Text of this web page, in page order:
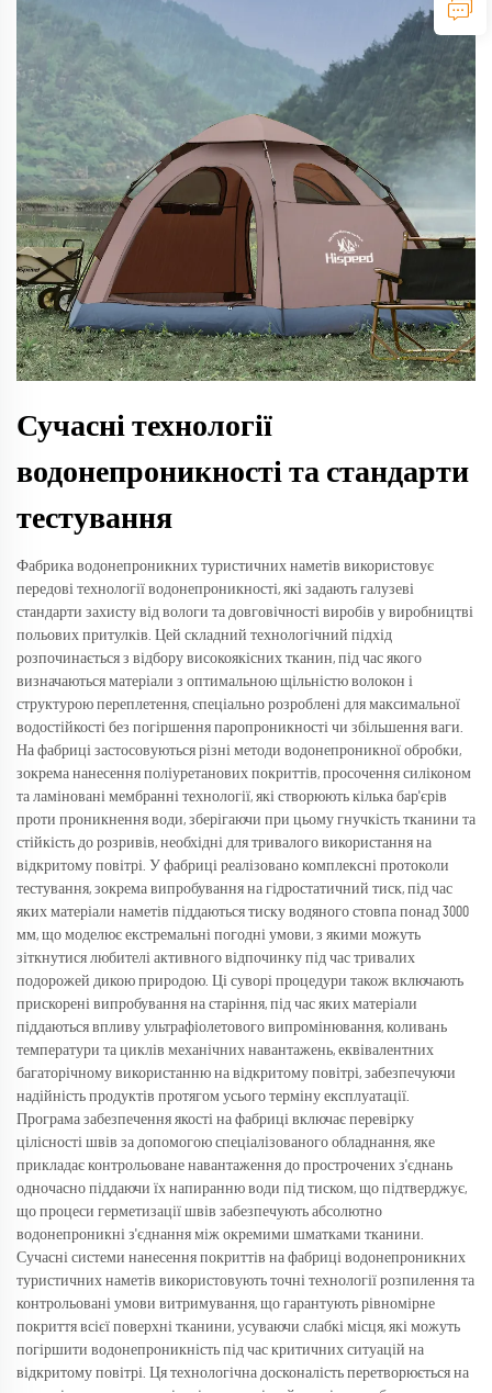
Сучасні технології
водонепроникності та стандарти
тестування
Фабрика водонепроникних туристичних наметів використовує
передові технології водонепроникності, які задають галузеві
стандарти захисту від вологи та довговічності виробів у виробництві
польових притулків. Цей складний технологічний підхід
розпочинається з відбору високоякісних тканин, під час якого
визначаються матеріали з оптимальною щільністю волокон і
структурою переплетення, спеціально розроблені для максимальної
водостійкості без погіршення паропроникності чи збільшення ваги.
На фабриці застосовуються різні методи водонепроникної обробки,
зокрема нанесення поліуретанових покриттів, просочення силіконом
та ламіновані мембранні технології, які створюють кілька бар'єрів
проти проникнення води, зберігаючи при цьому гнучкість тканини та
стійкість до розривів, необхідні для тривалого використання на
відкритому повітрі. У фабриці реалізовано комплексні протоколи
тестування, зокрема випробування на гідростатичний тиск, під час
яких матеріали наметів піддаються тиску водяного стовпа понад 3000
мм, що моделює екстремальні погодні умови, з якими можуть
зіткнутися любителі активного відпочинку під час тривалих
подорожей дикою природою. Ці суворі процедури також включають
прискорені випробування на старіння, під час яких матеріали
піддаються впливу ультрафіолетового випромінювання, коливань
температури та циклів механічних навантажень, еквівалентних
багаторічному використанню на відкритому повітрі, забезпечуючи
надійність продуктів протягом усього терміну експлуатації.
Програма забезпечення якості на фабриці включає перевірку
цілісності швів за допомогою спеціалізованого обладнання, яке
прикладає контрольоване навантаження до прострочених з'єднань
одночасно піддаючи їх напиранню води під тиском, що підтверджує,
що процеси герметизації швів забезпечують абсолютно
водонепроникні з'єднання між окремими шматками тканини.
Сучасні системи нанесення покриттів на фабриці водонепроникних
туристичних наметів використовують точні технології розпилення та
контрольовані умови витримування, що гарантують рівномірне
покриття всієї поверхні тканини, усуваючи слабкі місця, які можуть
погіршити водонепроникність під час критичних ситуацій на
відкритому повітрі. Ця технологічна досконалість перетворюється на